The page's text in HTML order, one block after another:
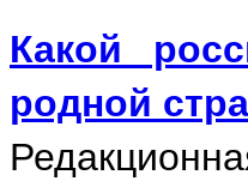
Какой
родной